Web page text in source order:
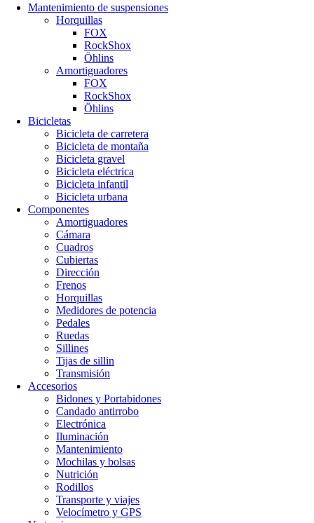
Mantenimiento de suspensiones
Horquillas
FOX
RockShox
Öhlins
Amortiguadores
FOX
RockShox
Öhlins
Bicicletas
Bicicleta de carretera
Bicicleta de montaña
Bicicleta gravel
Bicicleta eléctrica
Bicicleta infantil
Bicicleta urbana
Componentes
Amortiguadores
Cámara
Cuadros
Cubiertas
Dirección
Frenos
Horquillas
Medidores de potencia
Pedales
Ruedas
Sillines
Tijas de sillin
Transmisión
Accesorios
Bidones y Portabidones
Candado antirrobo
Electrónica
Iluminación
Mantenimiento
Mochilas y bolsas
Nutrición
Rodillos
Transporte y viajes
Velocímetro y GPS